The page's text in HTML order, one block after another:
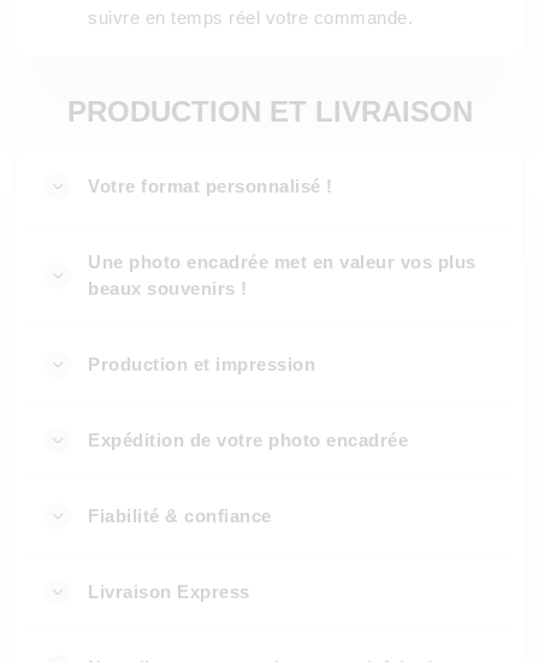
suivre en temps réel votre commande.
PRODUCTION ET LIVRAISON
Votre format personnalisé !
Une photo encadrée met en valeur vos plus
beaux souvenirs !
Production et impression
Expédition de votre photo encadrée
Fiabilité & confiance
Livraison Express